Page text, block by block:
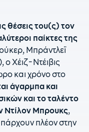
θέσεις του(ς) τον
παίκτες της
Μπράντλεϊ
ο Χέιζ-Ντέιβις
και χρόνο στο
άγαρμπα και
και το ταλέντο
Ντίλον Μπρουκς,
πλέον στην